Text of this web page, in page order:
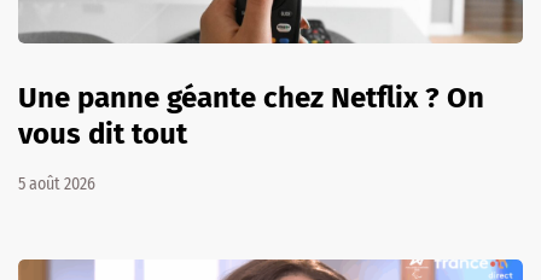
Une panne géante chez Netflix ? On
vous dit tout
5 août 2026